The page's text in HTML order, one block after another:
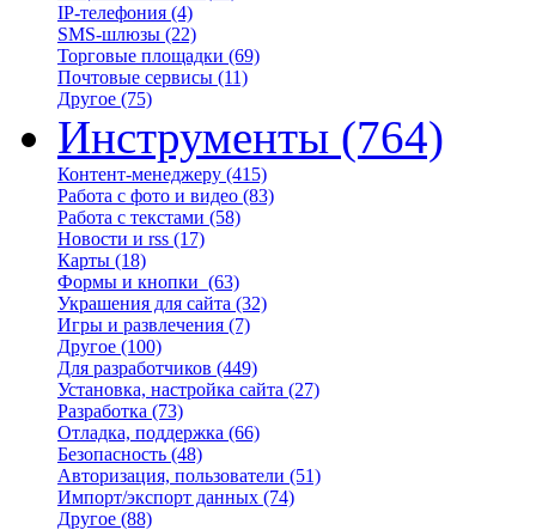
IP-телефония (4)
SMS-шлюзы (22)
Торговые площадки (69)
Почтовые сервисы (11)
Другое (75)
Инструменты (764)
Контент-менеджеру (415)
Работа с фото и видео (83)
Работа с текстами (58)
Новости и rss (17)
Карты (18)
Формы и кнопки (63)
Украшения для сайта (32)
Игры и развлечения (7)
Другое (100)
Для разработчиков (449)
Установка, настройка сайта (27)
Разработка (73)
Отладка, поддержка (66)
Безопасность (48)
Авторизация, пользователи (51)
Импорт/экспорт данных (74)
Другое (88)